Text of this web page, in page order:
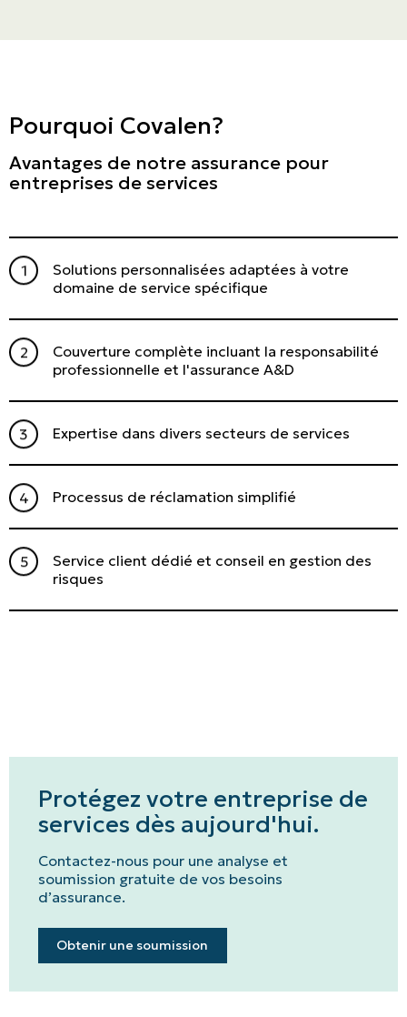
Obtenir une soumission
Urgences et réclamations
À propos
Carrière
Blogue
Nous joindre
English | CA
Faites un paiement
Pourquoi Covalen?
Avantages de notre assurance pour
entreprises de services
Solutions personnalisées adaptées à votre
domaine de service spécifique
Couverture complète incluant la responsabilité
professionnelle et l'assurance A&D
Expertise dans divers secteurs de services
Processus de réclamation simplifié
Service client dédié et conseil en gestion des
risques
Protégez votre entreprise de
services dès aujourd'hui.
Contactez-nous pour une analyse et
soumission gratuite de vos besoins
d’assurance.
Obtenir une soumission